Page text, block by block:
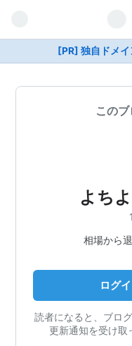
[PR] 独自ドメ
この
よち
相場から
ログ
読者になると、ブロ
更新通知を受け取